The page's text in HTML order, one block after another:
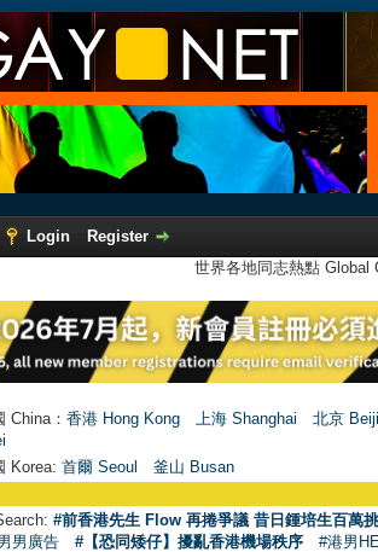
Login
Register
世界各地同志熱點
China： 香港 Hong Kong 上海 Shanghai
北京
Korea: 首爾 Seoul 釜山 Busan
#前香港先生 Flow 再捲爭議 昔日鍾培生百萬
男廣告
#【恐同矮仔】擾亂香港機場秩序 #港男